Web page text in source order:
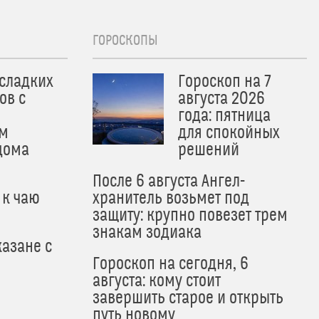
с
чаю
с
ГОРОСКОПЫ
Гороскоп на 7
августа 2026
года: пятница
для спокойных
решений
После 6 августа Ангел-
хранитель возьмет под
защиту: крупно повезет трем
знакам зодиака
Гороскоп на сегодня, 6
августа: кому стоит
завершить старое и открыть